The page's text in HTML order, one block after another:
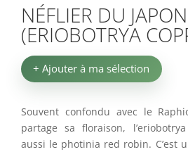
NÉFLIER DU JAPON
(ERIOBOTRYA
+ Ajouter à ma sélection
Souvent confondu avec le
partage sa floraison,
aussi le photinia red robin. C’est